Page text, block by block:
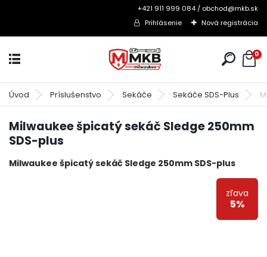
+421 911 999 084 / obchod@mkb.sk
Prihlásenie
Nová registrácia
0
Úvod Príslušenstvo Sekáče Sekáče SDS-Plus
Milwaukee špicatý sekáč Sledge 250mm
SDS-plus
Milwaukee špicatý sekáč Sledge 250mm SDS-plus
zľava
5%